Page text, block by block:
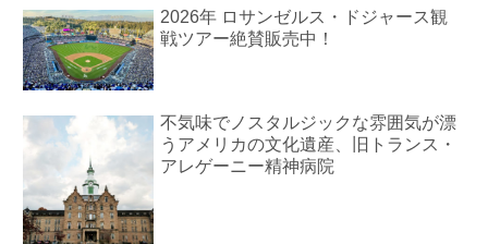
2026年 ロサンゼルス・ドジャース観
戦ツアー絶賛販売中！
不気味でノスタルジックな雰囲気が漂
うアメリカの文化遺産、旧トランス・
アレゲーニー精神病院